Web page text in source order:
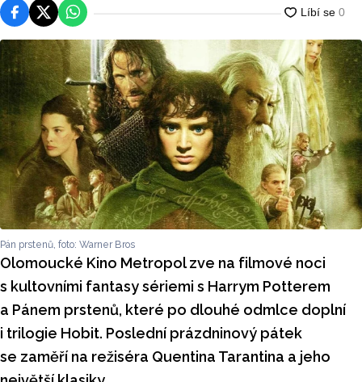
FacebookPlatforma X
WhatsApp
Pán prstenů, foto: Warner Bros
Olomoucké Kino Metropol zve na filmové noci
s kultovními fantasy sériemi s Harrym Potterem
a Pánem prstenů, které po dlouhé odmlce doplní
i trilogie Hobit. Poslední prázdninový pátek
se zaměří na režiséra Quentina Tarantina a jeho